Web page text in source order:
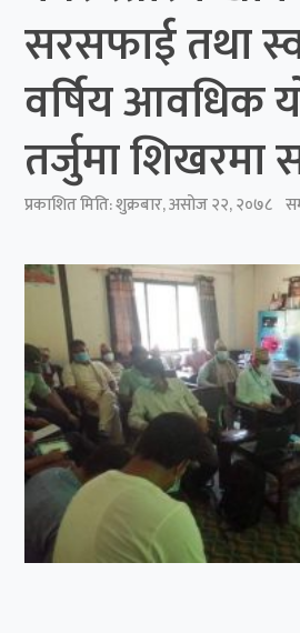
सरसफाई तथा
वर्षिय आवधिक
तर्जुमा शिखरमा
प्रकाशित मिति:शुक्रबार, असोज २२, २०७८